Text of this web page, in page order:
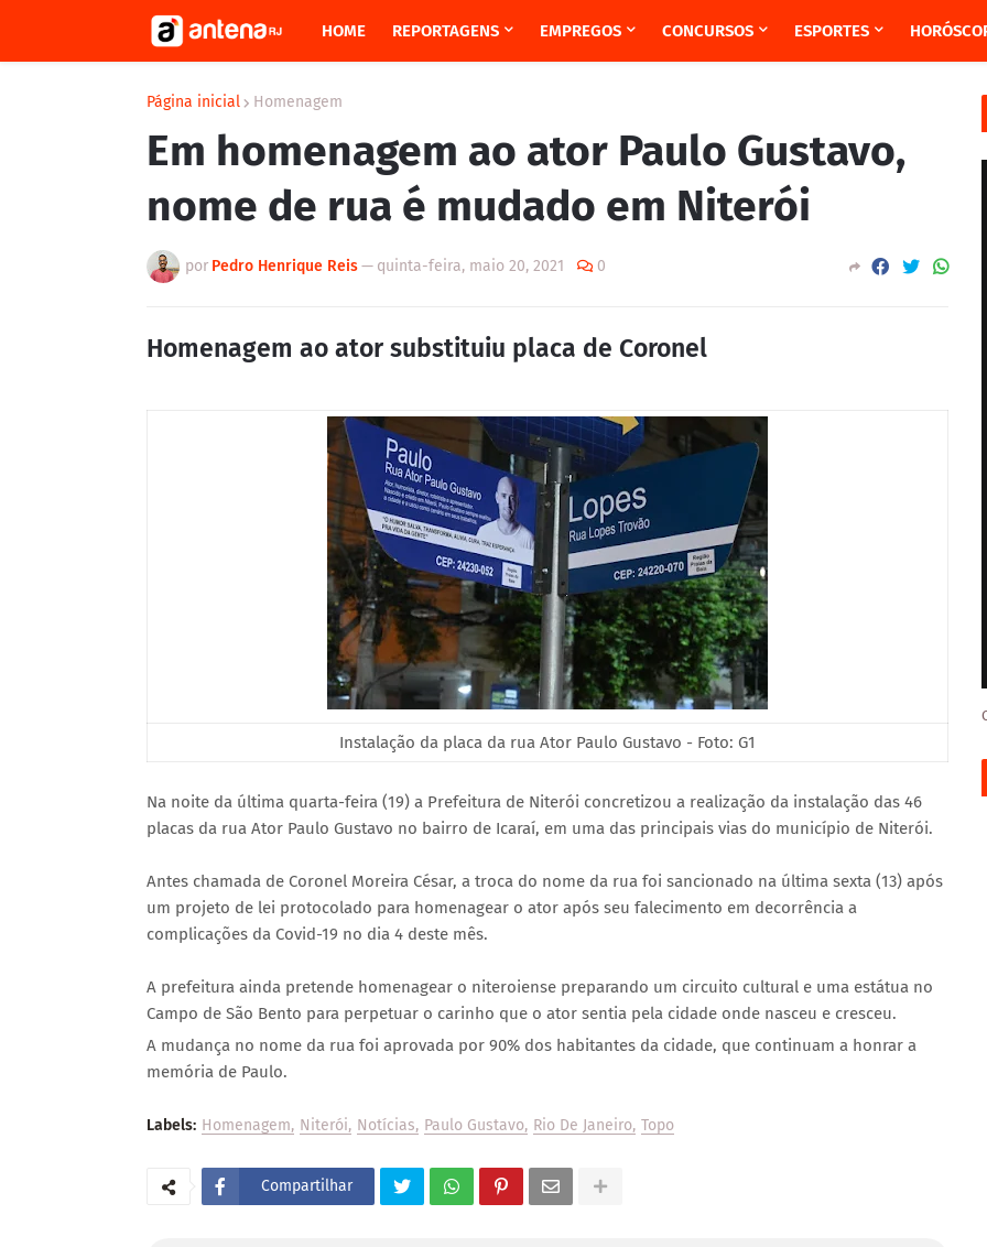
HOME REPORTAGENS EMPREGOS CONCURSOS ESPORTES
Página inicial Homenagem
Em homenagem ao ator Paulo Gustavo,
nome de rua é mudado em Niterói
por Pedro Henrique Reis— quinta-feira, maio 20, 2021 0
Homenagem ao ator substituiu placa de Coronel
Instalação da placa da rua Ator Paulo Gustavo - Foto: G1
Na noite da última quarta-feira (19) a Prefeitura de Niterói concretizou a realização da instalação das 46
placas da rua Ator Paulo Gustavo no bairro de Icaraí, em uma das principais vias do município de Niterói.
Antes chamada de Coronel Moreira César, a troca do nome da rua foi sancionado na última sexta (13) após
um projeto de lei protocolado para homenagear o ator após seu falecimento em decorrência a
complicações da Covid-19 no dia 4 deste mês.
A prefeitura ainda pretende homenagear o niteroiense preparando um circuito cultural e uma estátua no
Campo de São Bento para perpetuar o carinho que o ator sentia pela cidade onde nasceu e cresceu.
A mudança no nome da rua foi aprovada por 90% dos habitantes da cidade, que continuam a honrar a
memória de Paulo.
Labels: Homenagem Niterói Notícias Paulo Gustavo Rio De Janeiro Topo
Compartilhar